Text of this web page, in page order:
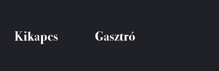
Kikapcs Gasztró